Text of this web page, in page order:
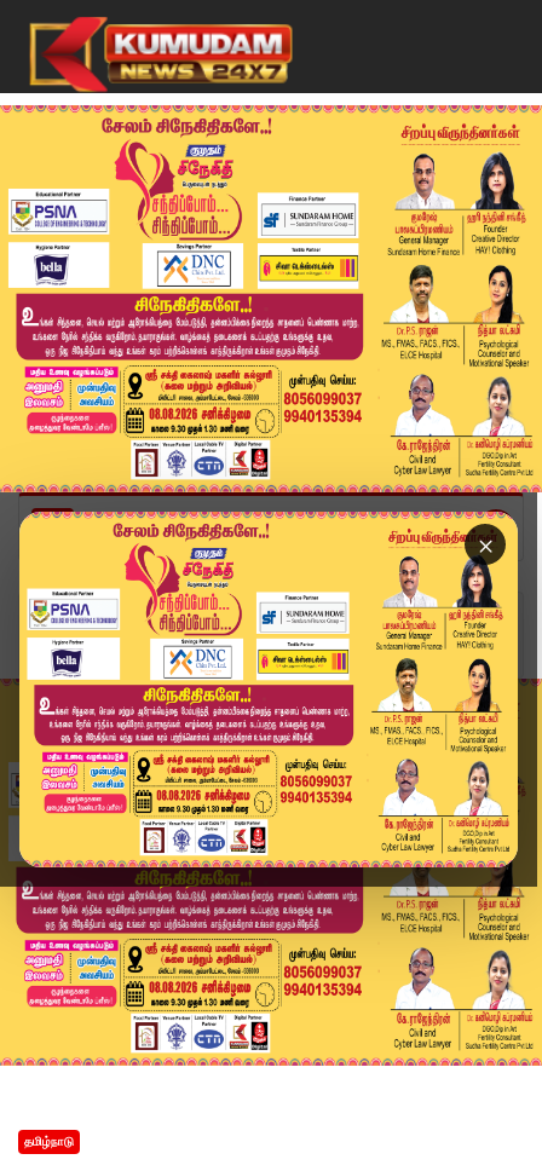
×
Home
தமிழ்நாடு
2,400 டாஸ்மாக் பார்களுக்கு பூட்டு... புதிய டெண்...
தமிழ்நாடு